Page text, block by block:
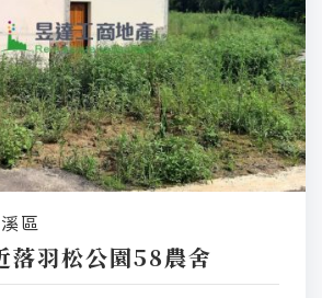
區
落羽松公園58農舍